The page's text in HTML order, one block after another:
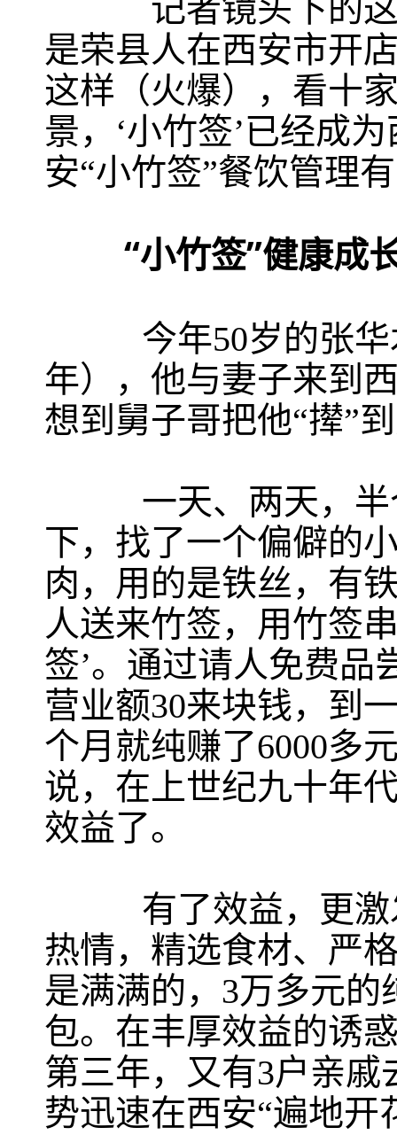
记者镜头下的这三
是荣县人在西安市开
这样（火爆），看十
景，‘小竹签’已经成
安“小竹签”餐饮管理
“小竹签”健康成
今年50岁的张华木
年），他与妻子来到
想到舅子哥把他“撵”
一天、两天，半个
下，找了一个偏僻的
肉，用的是铁丝，有
人送来竹签，用竹签
签’。通过请人免费品
营业额30来块钱，到
个月就纯赚了6000多
说，在上世纪九十年
效益了。
有了效益，更激发
热情，精选食材、严
是满满的，3万多元
包。在丰厚效益的诱
第三年，又有3户亲戚
势迅速在西安“遍地